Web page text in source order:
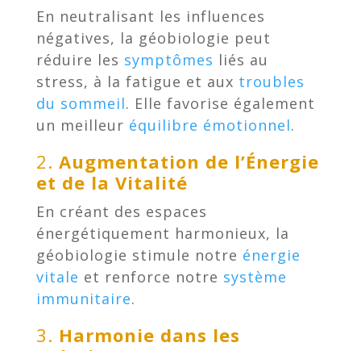
En neutralisant les influences
négatives, la géobiologie peut
réduire les symptômes liés au
stress, à la fatigue et aux troubles
du sommeil. Elle favorise également
un meilleur équilibre émotionnel.
2. Augmentation de l’Énergie
et de la Vitalité
En créant des espaces
énergétiquement harmonieux, la
géobiologie stimule notre énergie
vitale et renforce notre système
immunitaire.
3. Harmonie dans les